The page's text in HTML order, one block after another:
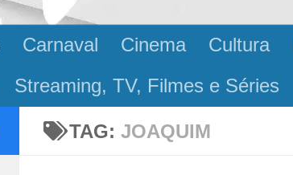
Carnaval Cinema Cultura
Streaming, TV, Filmes e Séries
TAG: JOAQUIM